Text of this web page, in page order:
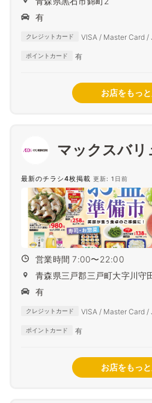
有
クレジットカード
VISA / Master Card /
ポイントカード 有
お店をもっ
マックスバ
最新のチラシ4枚掲載 更新: 1日前
営業時間 7:00〜22:00
青森県三戸郡三戸町大字川守
有
クレジットカード
VISA / Master Card /
ポイントカード 有
お店をもっ